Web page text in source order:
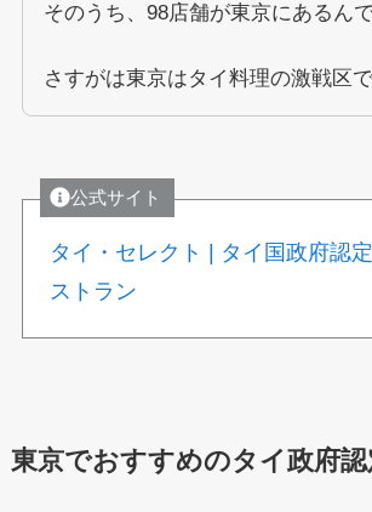
そのうち、98店舗が東京にあるんで
さすがは東京はタイ料理の激戦区
公式サイト
タイ・セレクト | タイ国政府認
ストラン
東京でおすすめのタイ政府認